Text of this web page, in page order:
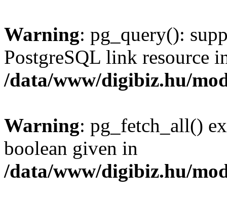
Warning: pg_query():
PostgreSQL link resource
/data/www/digibiz.hu/
Warning: pg_fetch_all()
boolean given in
/data/www/digibiz.hu/